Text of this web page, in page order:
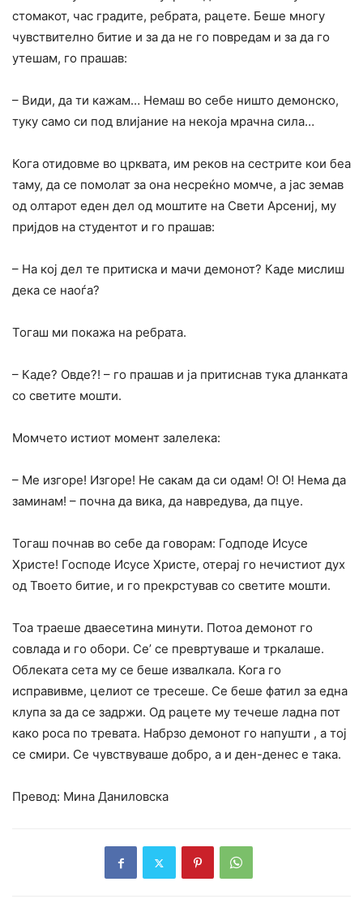
стомакот, час градите, ребрата, рацете. Беше многу
чувствително битие и за да не го повредам и за да го
утешам, го прашав:
– Види, да ти кажам… Немаш во себе ништо демонско,
туку само си под влијание на некоја мрачна сила…
Кога отидовме во црквата, им реков на сестрите кои беа
таму, да се помолат за она несреќно момче, а јас земав
од олтарот еден дел од моштите на Свети Арсениј, му
пријдов на студентот и го прашав:
– На кој дел те притиска и мачи демонот? Каде мислиш
дека се наоѓа?
Тогаш ми покажа на ребрата.
– Каде? Овде?! – го прашав и ја притиснав тука дланката
со светите мошти.
Момчето истиот момент залелека:
– Ме изгоре! Изгоре! Не сакам да си одам! О! О! Нема да
заминам! – почна да вика, да навредува, да пцуе.
Тогаш почнав во себе да говорам: Годподе Исусе
Христе! Господе Исусе Христе, отерај го нечистиот дух
од Твоето битие, и го прекрстував со светите мошти.
Тоа траеше дваесетина минути. Потоа демонот го
совлада и го обори. Се’ се превртуваше и тркалаше.
Облеката сета му се беше извалкала. Кога го
исправивме, целиот се тресеше. Се беше фатил за една
клупа за да се задржи. Од рацете му течеше ладна пот
како роса по тревата. Набрзо демонот го напушти , а тој
се смири. Се чувствуваше добро, а и ден-денес е така.
Превод: Мина Даниловска